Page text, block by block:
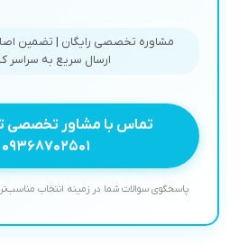
مشاوره تخصصی رایگان | تضمین
ارسال سریع به سراسر
تماس با مشاور تخصصی
۰۹۳۶۸۷۰۲۵۰۱
پاسخگوی سوالات شما در زمینه انتخاب